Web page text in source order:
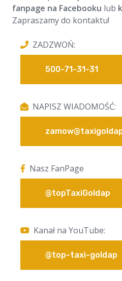
fanpage na Facebooku lub
Zapraszamy do kontaktu!
ZADZWOŃ:
500-71-31-31
NAPISZ WIADOMOŚĆ:
Nasz FanPage
@topTaxiGoldap
Kanał na YouTube:
@top-taxi-goldap